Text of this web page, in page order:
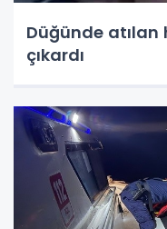
Düğünde atılan
çıkardı